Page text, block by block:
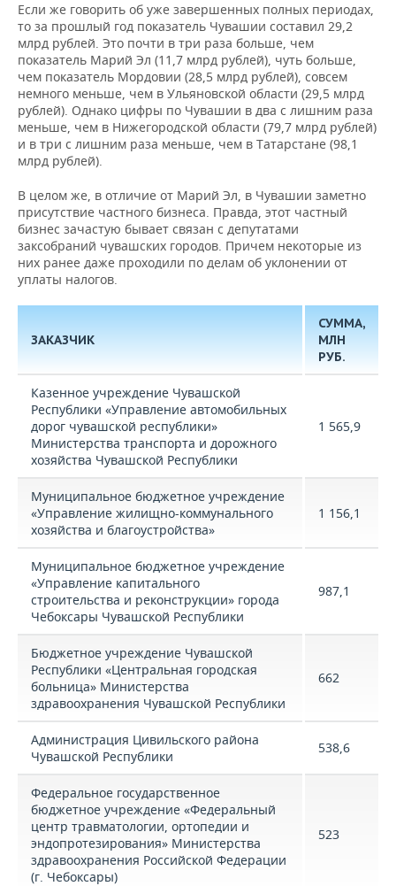
Если же говорить об уже завершенных полных периодах,
то за прошлый год показатель Чувашии составил 29,2
млрд рублей. Это почти в три раза больше, чем
показатель Марий Эл (11,7 млрд рублей), чуть больше,
чем показатель Мордовии (28,5 млрд рублей), совсем
немного меньше, чем в Ульяновской области (29,5 млрд
рублей). Однако цифры по Чувашии в два с лишним раза
меньше, чем в Нижегородской области (79,7 млрд рублей)
и в три с лишним раза меньше, чем в Татарстане (98,1
млрд рублей).
В целом же, в отличие от Марий Эл, в Чувашии заметно
присутствие частного бизнеса. Правда, этот частный
бизнес зачастую бывает связан с депутатами
заксобраний чувашских городов. Причем некоторые из
них ранее даже проходили по делам об уклонении от
уплаты налогов.
ЗАКАЗЧИК
СУММА,
МЛН
РУБ.
Казенное учреждение Чувашской
Республики «Управление автомобильных
дорог чувашской республики»
Министерства транспорта и дорожного
хозяйства Чувашской Республики
1 565,9
Муниципальное бюджетное учреждение
«Управление жилищно-коммунального
хозяйства и благоустройства»
1 156,1
Муниципальное бюджетное учреждение
«Управление капитального
строительства и реконструкции» города
Чебоксары Чувашской Республики
987,1
Бюджетное учреждение Чувашской
Республики «Центральная городская
больница» Министерства
здравоохранения Чувашской Республики
662
Администрация Цивильского района
Чувашской Республики
538,6
Федеральное государственное
бюджетное учреждение «Федеральный
центр травматологии, ортопедии и
эндопротезирования» Министерства
здравоохранения Российской Федерации
(г. Чебоксары)
523